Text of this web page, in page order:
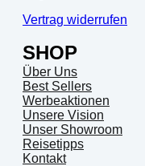
Vertrag widerrufen
SHOP
Über Uns
Best Sellers
Werbeaktionen
Unsere Vision
Unser Showroom
Reisetipps
Kontakt